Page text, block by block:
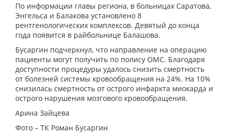
По информации главы региона, в больницах Саратова,
Энгельса и Балакова установлено 8
рентгенологических комплексов. Девятый до конца
года появится в райбольнице Балашова.
Бусаргин подчеркнул, что направление на операцию
пациенты могут получить по полису ОМС. Благодаря
доступности процедуры удалось снизить смертность
от болезней системы кровообращения на 24%. На 10%
снизилась смертность от острого инфаркта миокарда и
острого нарушения мозгового кровообращения.
Арина Зайцева
Фото – ТК Роман Бусаргин